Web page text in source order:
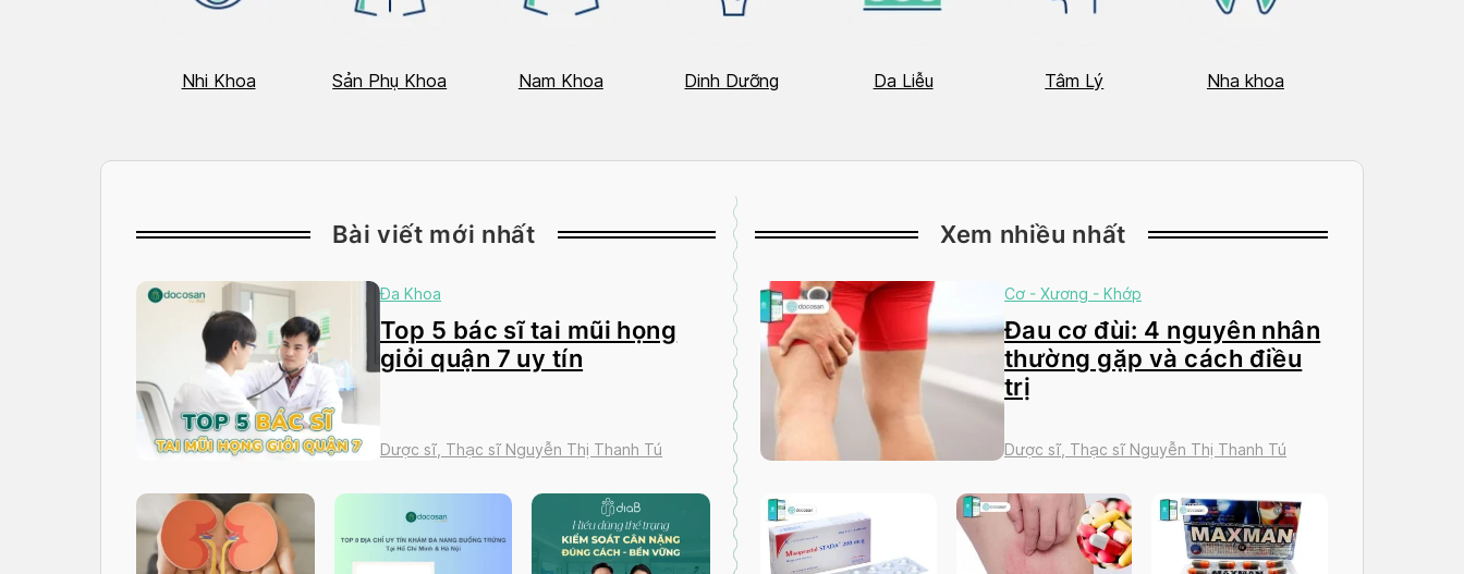
Nhi Khoa Sản Phụ Khoa Nam Khoa Dinh Dưỡng Da Liễu Tâm Lý Nha khoa
Bài viết mới nhất
Đa Khoa
Top 5 bác sĩ tai mũi họng
giỏi quận 7 uy tín
Dược sĩ, Thạc sĩ Nguyễn Thị Thanh Tú
Xem nhiều nhất
Cơ - Xương - Khớp
Đau cơ đùi: 4 nguyên nhân
thường gặp và cách điều
trị
Dược sĩ, Thạc sĩ Nguyễn Thị Thanh Tú